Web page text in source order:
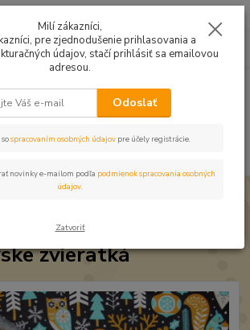
za0,00 EUR
Úplet Vianočný Zimné škandinávske zvieratká
Zimné
zvieratká
Milí zákazníci,
pre zjednodušenie prihlasovania a
údajov, stačí prihlásiť sa emailovou
adresou.
Odoslať
spracovaním osobných údajov pre účely registrácie.
novinky e-mailom podľa podmienok spracovania osobných
údajov.
Zatvoriť